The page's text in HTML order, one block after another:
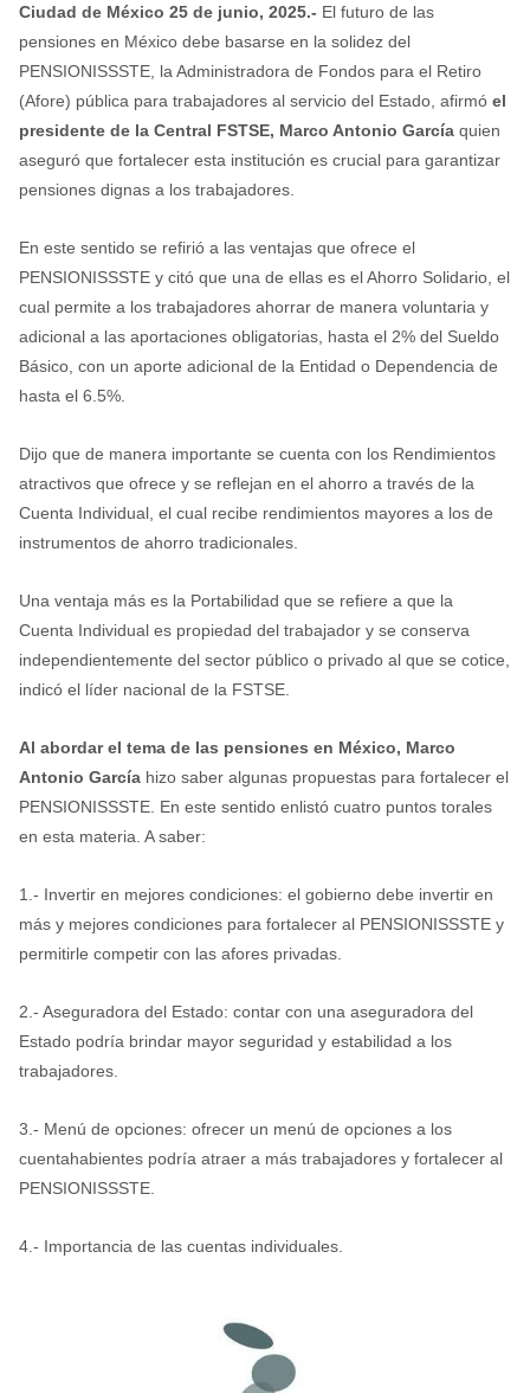
Ciudad de México 25 de junio, 2025.- El futuro de las
pensiones en México debe basarse en la solidez del
PENSIONISSSTE, la Administradora de Fondos para el Retiro
(Afore) pública para trabajadores al servicio del Estado, afirmó el
presidente de la Central FSTSE, Marco Antonio Garcíaquien
aseguró que fortalecer esta institución es crucial para garantizar
pensiones dignas a los trabajadores.
En este sentido se refirió a las ventajas que ofrece el
PENSIONISSSTE y citó que una de ellas es el Ahorro Solidario, el
cual permite a los trabajadores ahorrar de manera voluntaria y
adicional a las aportaciones obligatorias, hasta el 2% del Sueldo
Básico, con un aporte adicional de la Entidad o Dependencia de
hasta el 6.5%.
Dijo que de manera importante se cuenta con los Rendimientos
atractivos que ofrece y se reflejan en el ahorro a través de la
Cuenta Individual, el cual recibe rendimientos mayores a los de
instrumentos de ahorro tradicionales.
Una ventaja más es la Portabilidad que se refiere a que la
Cuenta Individual es propiedad del trabajador y se conserva
independientemente del sector público o privado al que se cotice,
indicó el líder nacional de la FSTSE.
Al abordar el tema de las pensiones en México, Marco
Antonio Garcíahizo saber algunas propuestas para fortalecer el
PENSIONISSSTE. En este sentido enlistó cuatro puntos torales
en esta materia. A saber:
1.- Invertir en mejores condiciones: el gobierno debe invertir en
más y mejores condiciones para fortalecer al PENSIONISSSTE y
permitirle competir con las afores privadas.
2.- Aseguradora del Estado: contar con una aseguradora del
Estado podría brindar mayor seguridad y estabilidad a los
trabajadores.
3.- Menú de opciones: ofrecer un menú de opciones a los
cuentahabientes podría atraer a más trabajadores y fortalecer al
PENSIONISSSTE.
4.- Importancia de las cuentas individuales.